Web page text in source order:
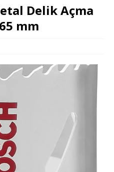
Delik Açma
mm